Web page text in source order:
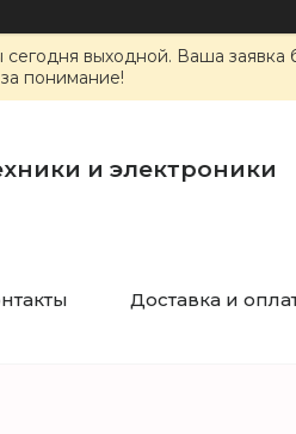
выходной. Ваша
понимание!
и электроники
Доставка и